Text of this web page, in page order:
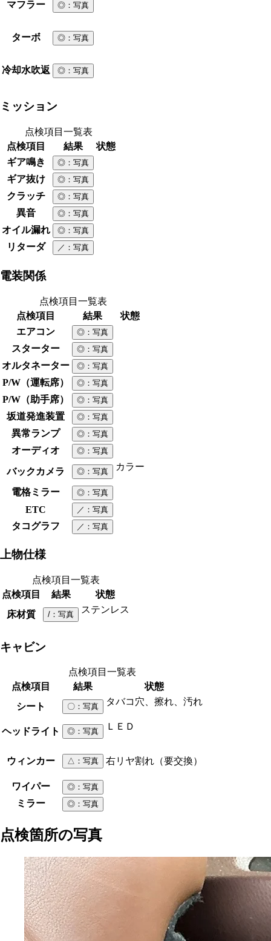
マフラー ◎ ：写真
ターボ ◎ ：写真
冷却水吹返 ◎ ：写真
ミッション
点検項目一覧表
点検項目
結果
状態
ギア鳴き
◎ ：写真
ギア抜け ◎ ：写真
クラッチ ◎ ：写真
異音 ◎ ：写真
オイル漏れ ◎ ：写真
リターダ ／ ：写真
電装関係
点検項目一覧表
点検項目
結果
状態
エアコン
◎ ：写真
スターター ◎ ：写真
オルタネーター ◎ ：写真
P/W（運転席） ◎ ：写真
P/W（助手席） ◎ ：写真
坂道発進装置 ◎ ：写真
異常ランプ ◎ ：写真
オーディオ ◎ ：写真
バックカメラ ◎ ：写真 カラー
電格ミラー ◎ ：写真
ETC ／ ：写真
タコグラフ ／ ：写真
上物仕様
点検項目一覧表
点検項目
結果
状態
床材質
/ ：写真 ステンレス
キャビン
点検項目一覧表
点検項目
結果
状態
シート
〇 ：写真 タバコ穴、擦れ、汚れ
ヘッドライト ◎ ：写真 ＬＥＤ
ウィンカー △ ：写真 右リヤ割れ（要交換）
ワイパー ◎ ：写真
ミラー ◎ ：写真
点検箇所の写真